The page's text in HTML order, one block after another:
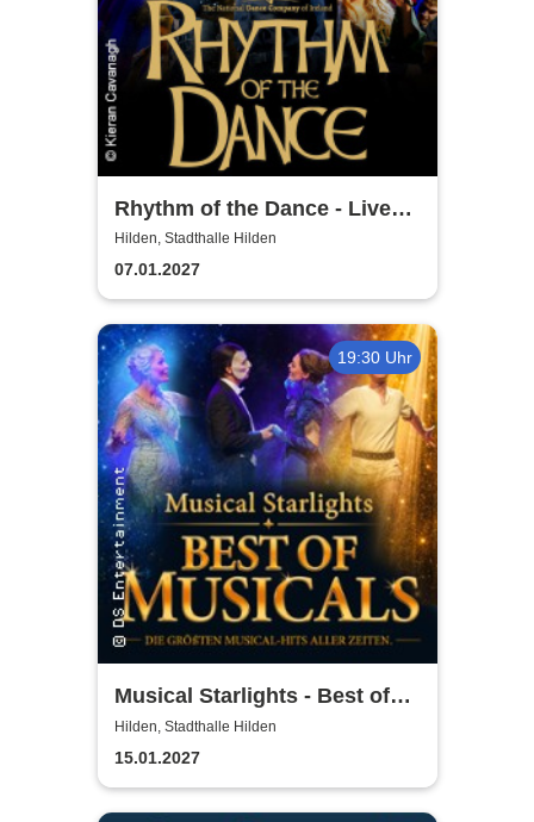
Rhythm of the Dance - Live
2027
Hilden, Stadthalle Hilden
07.01.2027
19:30 Uhr
Musical Starlights - Best of
Musicals
Hilden, Stadthalle Hilden
15.01.2027